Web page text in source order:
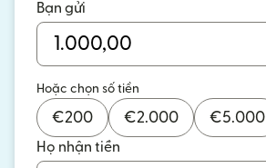
Bạn gửi
Hoặc chọn số tiền
€200 €2.000 €5.000
Họ nhận tiền